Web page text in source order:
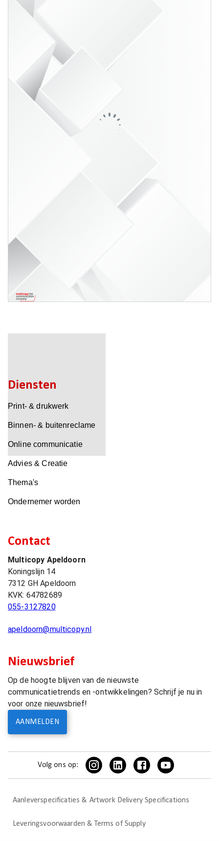
Diensten
Print- & drukwerk
Binnen- & buitenreclame
Online communicatie
Advies & Creatie
Thema's
Ondernemer worden
Contact
Multicopy Apeldoorn
Koningslijn 14
7312 GH Apeldoorn
KVK: 64782689
055-3127820
apeldoorn@multicopy.nl
Nieuwsbrief
Op de hoogte blijven van de nieuwste
communicatietrends en -ontwikkelingen? Schrijf je nu in
voor onze nieuwsbrief!
AANMELDEN
Volg ons op:
Aanleverspecificaties & Artwork Delivery Specifications
Leveringsvoorwaarden & Terms of Supply